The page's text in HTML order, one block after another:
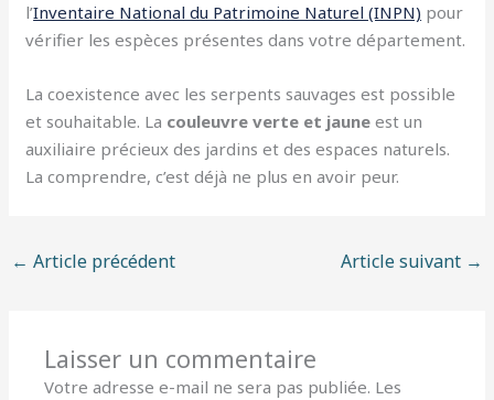
l’Inventaire National du Patrimoine Naturel (INPN) pour
vérifier les espèces présentes dans votre département.
La coexistence avec les serpents sauvages est possible
et souhaitable. La couleuvre verte et jaune est un
auxiliaire précieux des jardins et des espaces naturels.
La comprendre, c’est déjà ne plus en avoir peur.
← Article précédent Article suivant →
Laisser un commentaire
Votre adresse e-mail ne sera pas publiée. Les